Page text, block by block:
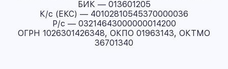
БИК — 013601205
К/с (ЕКС) — 40102810545370000036
Р/с — 03214643000000014200
ОГРН 1026301426348, ОКПО 01963143, ОКТМО
36701340